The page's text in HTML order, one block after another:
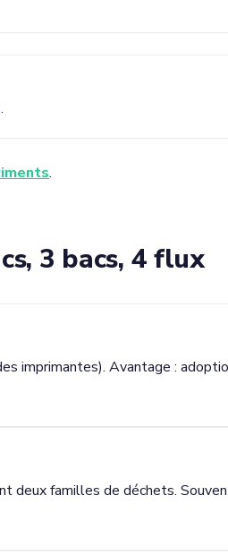
.
3 bacs, 4 flux
imprimantes). Avantage :
deux familles de déchets.